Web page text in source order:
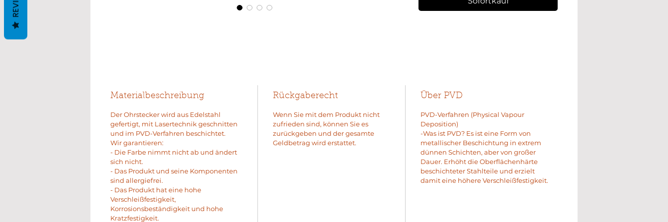
Materialbeschreibung
Der Ohrstecker wird aus Edelstahl
gefertigt, mit Lasertechnik geschnitten
und im PVD-Verfahren beschichtet.
Wir garantieren:
- Die Farbe nimmt nicht ab und ändert
sich nicht.
- Das Produkt und seine Komponenten
sind allergiefrei.
- Das Produkt hat eine hohe
Verschleißfestigkeit,
Korrosionsbeständigkeit und hohe
Kratzfestigkeit.
Rückgaberecht
Wenn Sie mit dem Produkt nicht
zufrieden sind, können Sie es
zurückgeben und der gesamte
Geldbetrag wird erstattet.
Über PVD
PVD-Verfahren (Physical Vapour
Deposition)
-Was ist PVD? Es ist eine Form von
metallischer Beschichtung in extrem
dünnen Schichten, aber von großer
Dauer. Erhöht die Oberflächenhärte
beschichteter Stahlteile und erzielt
damit eine höhere Verschleißfestigkeit.